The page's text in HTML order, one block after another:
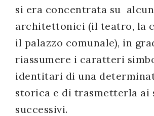
si era concentrata su
architettonici (il teatro, la
il palazzo comunale), in
riassumere i caratteri
identitari di una
storica e di trasmetterla ai
successivi.